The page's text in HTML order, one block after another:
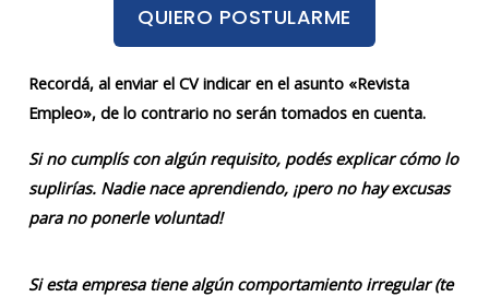
QUIERO POSTULARME
Recordá, al enviar el CV indicar en el asunto «Revista
Empleo», de lo contrario no serán tomados en cuenta.
Si no cumplís con algún requisito, podés explicar cómo lo
suplirías. Nadie nace aprendiendo, ¡pero no hay excusas
para no ponerle voluntad!
Si esta empresa tiene algún comportamiento irregular (te